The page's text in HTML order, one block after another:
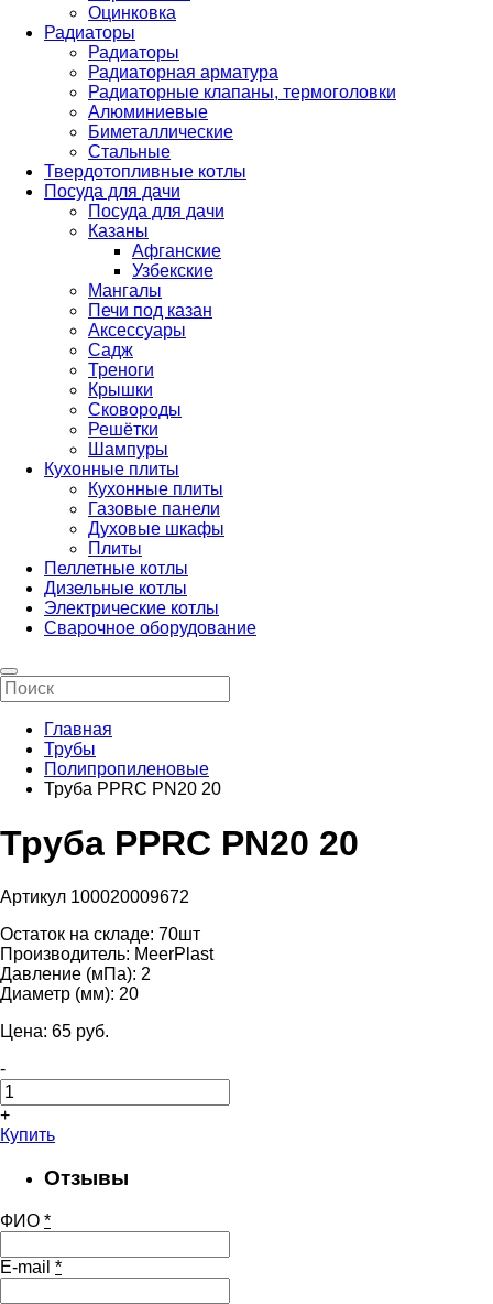
Оцинковка
Радиаторы
Радиаторы
Радиаторная арматура
Радиаторные клапаны, термоголовки
Алюминиевые
Биметаллические
Стальные
Твердотопливные котлы
Посуда для дачи
Посуда для дачи
Казаны
Афганские
Узбекские
Мангалы
Печи под казан
Аксессуары
Садж
Треноги
Крышки
Сковороды
Решётки
Шампуры
Кухонные плиты
Кухонные плиты
Газовые панели
Духовые шкафы
Плиты
Пеллетные котлы
Дизельные котлы
Электрические котлы
Сварочное оборудование
Главная
Трубы
Полипропиленовые
Труба PPRC PN20 20
Труба PPRC PN20 20
Артикул 100020009672
Остаток на складе: 70шт
Производитель: MeerPlast
Давление (мПа): 2
Диаметр (мм): 20
Цена: 65 pуб.
-
+
Купить
Отзывы
ФИО *
E-mail *